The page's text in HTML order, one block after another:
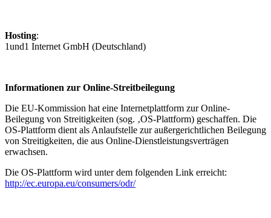
Hosting:
1und1 Internet GmbH (Deutschland)
Informationen zur Online-Streitbeilegung
Die EU-Kommission hat eine Internetplattform zur Online-
Beilegung von Streitigkeiten (sog. ‚OS-Plattform) geschaffen. Die
OS-Plattform dient als Anlaufstelle zur außergerichtlichen Beilegung
von Streitigkeiten, die aus Online-Dienstleistungsverträgen
erwachsen.
Die OS-Plattform wird unter dem folgenden Link erreicht:
http://ec.europa.eu/consumers/odr/